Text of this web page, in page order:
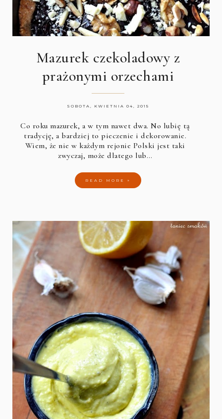
Mazurek czekoladowy z
prażonymi orzechami
SOBOTA, KWIETNIA 04, 2015
Co roku mazurek, a w tym nawet dwa. No lubię tą
tradycję, a bardziej to pieczenie i dekorowanie.
Wiem, że nie w każdym rejonie Polski jest taki
zwyczaj, może dlatego lub…
READ MORE »